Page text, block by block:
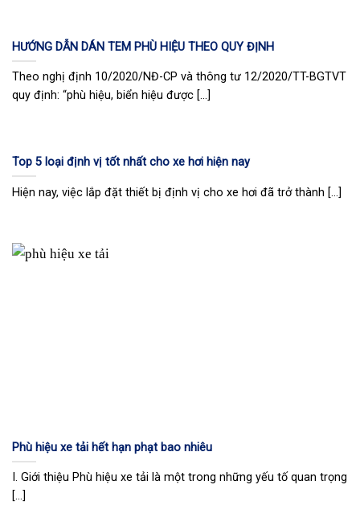
HƯỚNG DẪN DÁN TEM PHÙ HIỆU THEO QUY ĐỊNH
Theo nghị định 10/2020/NĐ-CP và thông tư 12/2020/TT-BGTVT
quy định: “phù hiệu, biển hiệu được [...]
Top 5 loại định vị tốt nhất cho xe hơi hiện nay
Hiện nay, việc lắp đặt thiết bị định vị cho xe hơi đã trở thành [...]
Phù hiệu xe tải hết hạn phạt bao nhiêu
I. Giới thiệu Phù hiệu xe tải là một trong những yếu tố quan trọng
[...]